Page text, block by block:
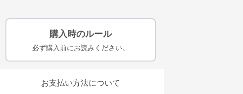
購入時のルール
必ず購入前にお読みください。
お支払い方法について